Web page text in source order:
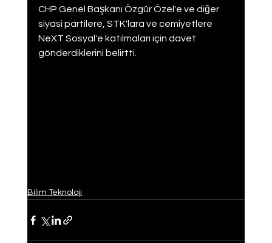
CHP Genel Başkanı Özgür Özel'e ve diğer
siyasi partilere, STK'lara ve cemiyetlere
NeXT Sosyal'e katılmaları için davet
gönderdiklerini belirtti.
Bilim Teknoloji